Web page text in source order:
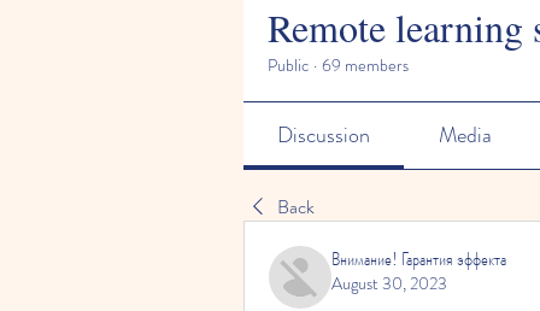
Remote learning
Public · 69 members
Discussion Media
Back
Внимание! Гарантия эффекта
August 30, 2023